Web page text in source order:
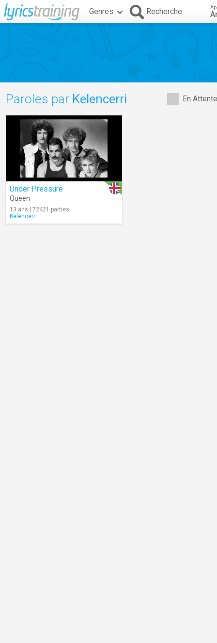
Genres Recherche
En
Paroles par Kelencerri
Under Pressure
Queen
13 ans | 72421 parties
Kelencerri